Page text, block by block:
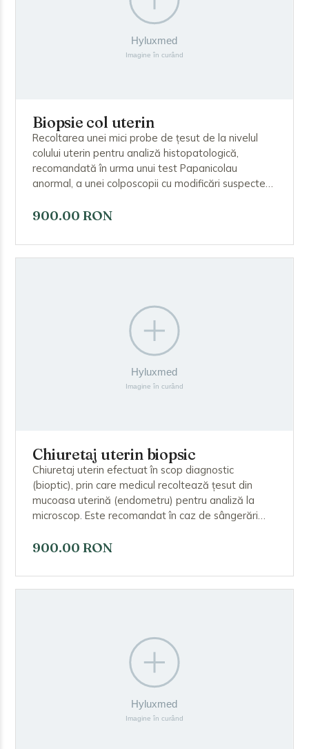
Biopsie col uterin
Recoltarea unei mici probe de țesut de la nivelul
colului uterin pentru analiză histopatologică,
recomandată în urma unui test Papanicolau
anormal, a unei colposcopii cu modificări suspecte
sau excluderea leziunilor precanceroase ori
la cabinet și poate provoca un disconfort ușor și o
sângerare minoră.
900.00 RON
Chiuretaj uterin biopsic
Chiuretaj uterin efectuat în scop diagnostic
(bioptic), prin care medicul recoltează țesut din
mucoasa uterină (endometru) pentru analiză la
microscop. Este recomandat în caz de sângerări
de afecțiuni precanceroase. Procedura se
stabilirea unui diagnostic precis.
900.00 RON